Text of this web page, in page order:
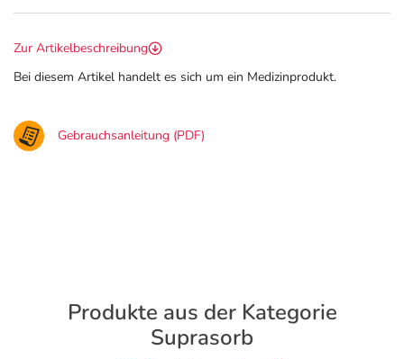
Zur Artikelbeschreibung
Bei diesem Artikel handelt es sich um ein Medizinprodukt.
Gebrauchsanleitung (PDF)
Produkte aus der Kategorie
Suprasorb